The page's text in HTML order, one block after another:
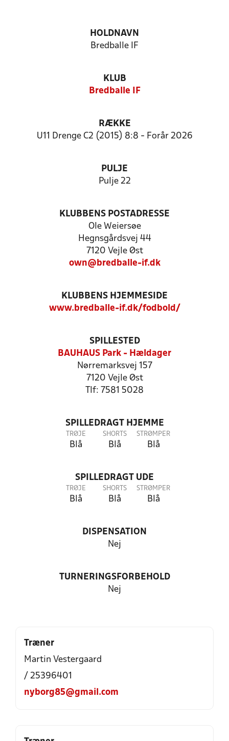
HOLDNAVN
Bredballe IF
KLUB
Bredballe IF
RÆKKE
U11 Drenge C2 (2015) 8:8 - Forår 2026
PULJE
Pulje 22
KLUBBENS POSTADRESSE
Ole Weiersøe
Hegnsgårdsvej 44
7120 Vejle Øst
own@bredballe-if.dk
KLUBBENS HJEMMESIDE
www.bredballe-if.dk/fodbold/
SPILLESTED
BAUHAUS Park - Hældager
Nørremarksvej 157
7120 Vejle Øst
Tlf: 7581 5028
SPILLEDRAGT HJEMME
TRØJE
Blå
SHORTS
Blå
STRØMPER
Blå
SPILLEDRAGT UDE
TRØJE
Blå
SHORTS
Blå
STRØMPER
Blå
DISPENSATION
Nej
TURNERINGSFORBEHOLD
Nej
Træner
Martin Vestergaard
/ 25396401
nyborg85@gmail.com